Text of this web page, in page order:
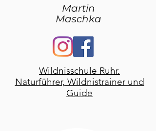
Martin
Maschka
Wildnisschule Ruhr.
Naturführer, Wildnistrainer und
Guide